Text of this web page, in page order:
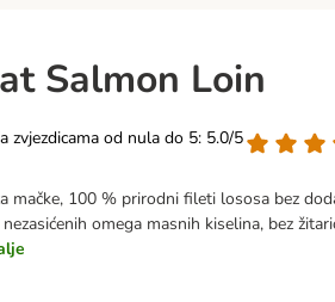
Salmon Loin
zvjezdicama od nula do 5: 5.0/5
mačke, 100 % prirodni fileti lososa bez
omega masnih kiselina, bez